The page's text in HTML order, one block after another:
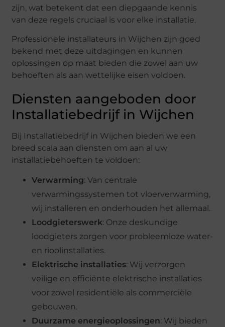
zijn, wat betekent dat een diepgaande kennis
van deze regels cruciaal is voor elke installatie.
Professionele installateurs in Wijchen zijn goed
bekend met deze uitdagingen en kunnen
oplossingen op maat bieden die zowel aan uw
behoeften als aan wettelijke eisen voldoen.
Diensten aangeboden door
Installatiebedrijf in Wijchen
Bij Installatiebedrijf in Wijchen bieden we een
breed scala aan diensten om aan al uw
installatiebehoeften te voldoen:
Verwarming: Van centrale
verwarmingssystemen tot vloerverwarming,
wij installeren en onderhouden het allemaal.
Loodgieterswerk: Onze deskundige
loodgieters zorgen voor probleemloze water-
en rioolinstallaties.
Elektrische installaties: Wij verzorgen
veilige en efficiënte elektrische installaties
voor zowel residentiële als commerciële
gebouwen.
Duurzame energieoplossingen: Wij bieden